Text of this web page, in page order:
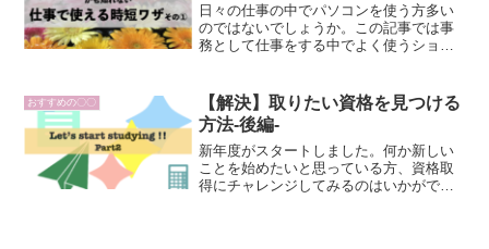
日々の仕事の中でパソコンを使う方多い
のではないでしょうか。この記事では事
務として仕事をする中でよく使うショー
ットキーです。ぜひあなたの仕事時間に
取り入れてみてください。
おすすめの〇〇
【解決】取りたい資格を見つける
方法-後編-
新年度がスタートしました。何か新しい
ことを始めたいと思っている方、資格取
得にチャレンジしてみるのはいかがでし